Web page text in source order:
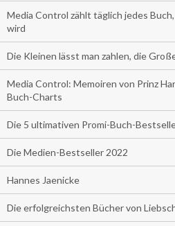
Media Control zählt täglich jedes
wird
Die Kleinen lässt man zahlen, die
Media Control: Memoiren von Prinz
Buch-Charts
Die 5 ultimativen Promi-Buch-
Die Medien-Bestseller 2022
Hannes Jaenicke
Die erfolgreichsten Bücher von